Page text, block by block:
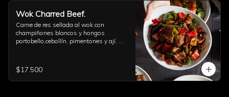
Wok Charred Beef.
Carne de res sellada al wok con
champiñones blancos y hongos
portobello,cebollín, pimentones y ají.
$17.500